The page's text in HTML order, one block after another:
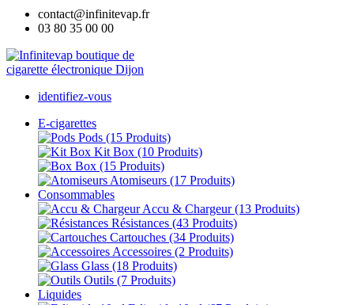
contact@infinitevap.fr
03 80 35 00 00
identifiez-vous
E-cigarettes
Pods (15 Produits)
Kit Box (10 Produits)
Box (15 Produits)
Atomiseurs (17 Produits)
Consommables
Accu & Chargeur(13 Produits)
Résistances (43 Produits)
Cartouches (34 Produits)
Accessoires (2 Produits)
Glass (18 Produits)
Outils (7 Produits)
Liquides